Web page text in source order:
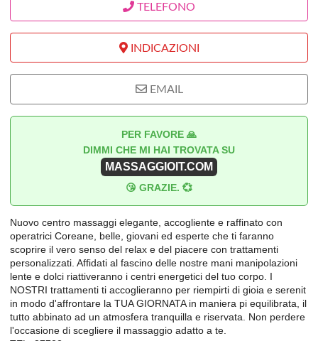
TELEFONO
INDICAZIONI
EMAIL
PER FAVORE 🙏
DIMMI CHE MI HAI TROVATA SU
MASSAGGIOIT.COM
😘 GRAZIE. 💞
Nuovo centro massaggi elegante, accogliente e raffinato con
operatrici Coreane, belle, giovani ed esperte che ti faranno
scoprire il vero senso del relax e del piacere con trattamenti
personalizzati. Affidati al fascino delle nostre mani manipolazioni
lente e dolci riattiveranno i centri energetici del tuo corpo. I
NOSTRI trattamenti ti accoglieranno per riempirti di gioia e serenit
in modo d'affrontare la TUA GIORNATA in maniera pi equilibrata, il
tutto abbinato ad un atmosfera tranquilla e riservata. Non perdere
l'occasione di scegliere il massaggio adatto a te.